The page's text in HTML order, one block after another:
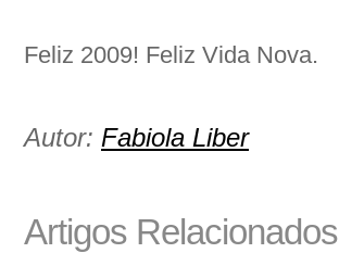
Feliz 2009! Feliz Vida Nova.
Autor: Fabiola Liber
Artigos Relacionados